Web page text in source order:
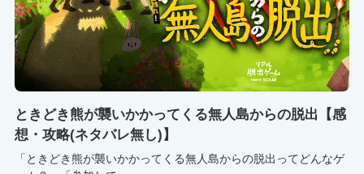
ときどき熊が襲いかかってくる無人島からの脱出【感
想・攻略(ネタバレ無し)】
「ときどき熊が襲いかかってくる無人島からの脱出ってどんなゲ